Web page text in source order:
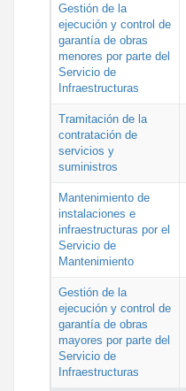
Gestión de la
ejecución y control de
garantía de obras
menores por parte del
Servicio de
Infraestructuras
Tramitación de la
contratación de
servicios y
suministros
Mantenimiento de
instalaciones e
infraestructuras por el
Servicio de
Mantenimiento
Gestión de la
ejecución y control de
garantía de obras
mayores por parte del
Servicio de
Infraestructuras